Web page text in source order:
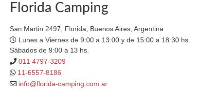
Florida Camping
San Martin 2497, Florida, Buenos Aires, Argentina
Lunes a Viernes de 9:00 a 13:00 y de 15:00 a 18:30 hs.
Sábados de 9:00 a 13 hs.
011 4797-3209
11-6557-8186
info@florida-camping.com.ar